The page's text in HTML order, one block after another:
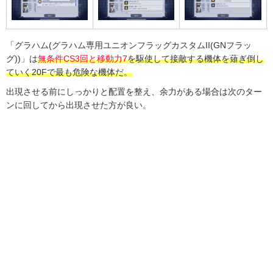
「グラハム(グラハム専用ユニオンフラッグカスタムII(GNフラッ
グ))」は無条件CS3回と移動力7を駆使して接敵する機体を薙ぎ倒し
ていく20Fで最も危険な機体だ。
出現させる前にしっかりと配置を整え、余力がある場合は次のター
ンに回してから出現させた方が良い。